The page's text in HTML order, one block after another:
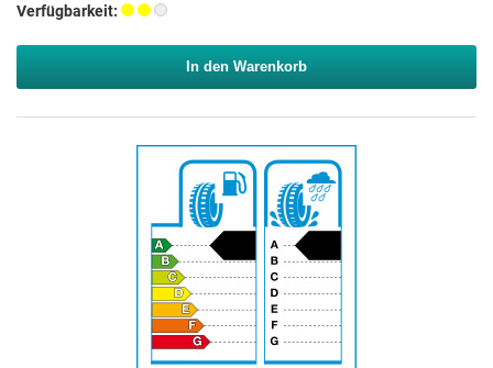
Verfügbarkeit:
In den Warenkorb